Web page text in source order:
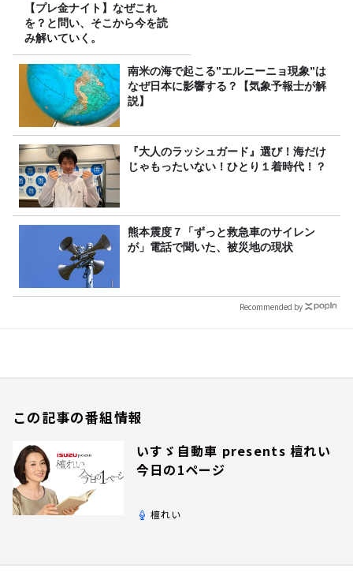
【プレ金ナイト】なぜこれ
を？と問い、そこから今を読
み解いていく。
南米の海で起こる”エルニーニョ現象”は
なぜ日本に影響する？【気象予報士が解
説】
『大人のラッシュガード』選び！海だけ
じゃもったいない！ひとり１着時代！？
熊本震度７「ずっと救急車のサイレン
が」電話で聞いた、被災地の現状
Recommended by
この記事の番組情報
いすゞ自動車 presents 檀れい
今日の1ページ
檀れい